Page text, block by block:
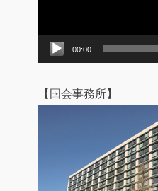
00:00
【国会事務所】